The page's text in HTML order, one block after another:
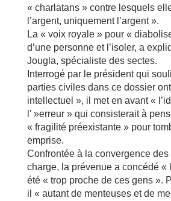
« charlatans » contre lesquels
l’argent, uniquement l’argent ».
La « voix royale » pour «
d’une personne et l’isoler, a
Jougla, spécialiste des sectes.
Interrogé par le président qui
parties civiles dans ce dossier
intellectuel », il met en avant «
l' »erreur » qui consisterait à
« fragilité préexistante » pour
emprise.
Confrontée à la convergence
charge, la prévenue a concédé «
été « trop proche de ces gens ».
il « autant de menteuses et de